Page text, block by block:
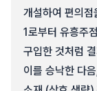
개설하여 편의
1로부터 유흥주
구입한 것처럼
이를 승낙한 다